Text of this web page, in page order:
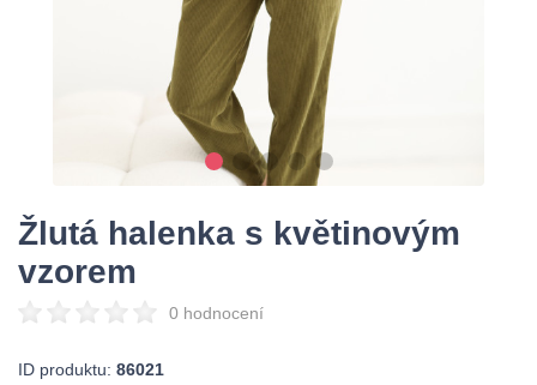
Žlutá halenka s květinovým
vzorem
0 hodnocení
ID produktu: 86021